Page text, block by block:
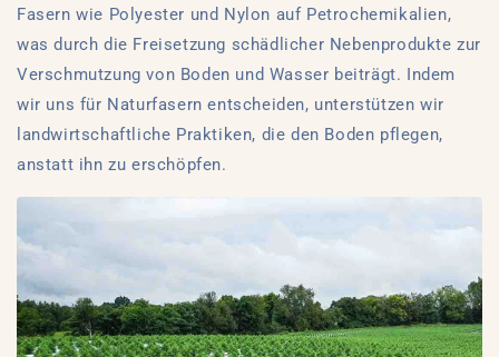
Fasern wie Polyester und Nylon auf Petrochemikalien,
was durch die Freisetzung schädlicher Nebenprodukte zur
Verschmutzung von Boden und Wasser beiträgt. Indem
wir uns für Naturfasern entscheiden, unterstützen wir
landwirtschaftliche Praktiken, die den Boden pflegen,
anstatt ihn zu erschöpfen.